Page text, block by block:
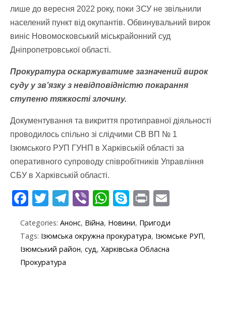
лише до вересня 2022 року, поки ЗСУ не звільнили
населений пункт від окупантів. Обвинувальний вирок
виніс Новомосковський міськрайонний суд
Дніпропетровської області.
Прокуратура оскаржуватиме зазначений вирок
суду у зв’язку з невідповідністю покарання
ступеню тяжкості злочину.
Документування та викриття протиправної діяльності
проводилось спільно зі слідчими СВ ВП № 1
Ізюмського РУП ГУНП в Харківській області за
оперативного супроводу співробітників Управління
СБУ в Харківській області.
F
e
b
o
T
itt
er
T
e
gr
Vi
b
er
W
at
s
S
y
p
Pr
t ai
Categories: Анонс, Війна, Новини, Пригоди
Tags: Ізюмська окружна прокуратура, Ізюмське РУП,
Ізюмський район, суд, Харківська Обласна
Прокуратура